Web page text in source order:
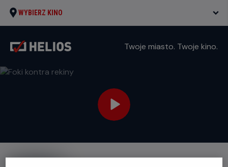
WYBIERZ KINO
Twoje miasto. Twoje kino.